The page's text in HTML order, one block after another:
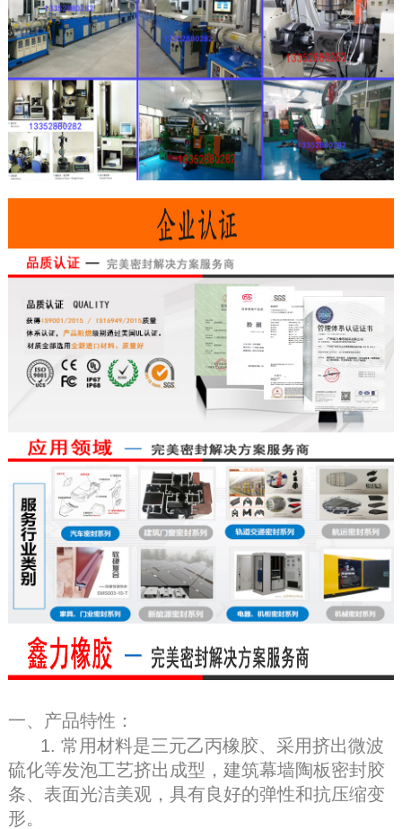
一、产品特性：
1. 常用材料是三元乙丙橡胶、采用挤出微波
硫化等发泡工艺挤出成型，建筑幕墙陶板密封胶
条、表面光洁美观，具有良好的弹性和抗压缩变
形。